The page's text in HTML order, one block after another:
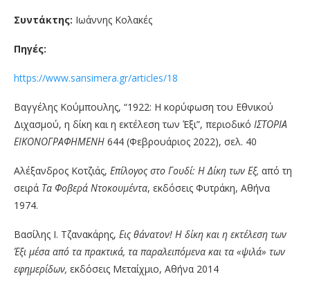
Συντάκτης: Ιωάννης Κολακές
Πηγές:
https://www.sansimera.gr/articles/18
Βαγγέλης Κούμπουλης, “1922: Η κορύφωση του Εθνικού
Διχασμού, η δίκη και η εκτέλεση των Έξι”, περιοδικό ΙΣΤΟΡΙΑ
ΕΙΚΟΝΟΓΡΑΦΗΜΕΝΗ 644 (Φεβρουάριος 2022), σελ. 40
Αλέξανδρος Κοτζιάς, Επίλογος στο Γουδί: Η Δίκη των Εξ, από τη
σειρά Τα Φοβερά Ντοκουμέντα, εκδόσεις Φυτράκη, Αθήνα
1974.
Βασίλης Ι. Τζανακάρης, Εις θάνατον! Η δίκη και η εκτέλεση των
Έξι μέσα από τα πρακτικά, τα παραλειπόμενα και τα «ψιλά» των
εφημερίδων, εκδόσεις Μεταίχμιο, Αθήνα 2014